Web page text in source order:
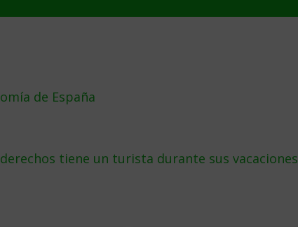
de España
tiene un turista durante sus vacaciones